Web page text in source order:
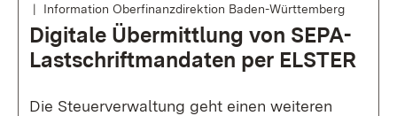
Information Oberfinanzdirektion Baden-Württemberg
Digitale Übermittlung von SEPA-
Lastschriftmandaten per ELSTER
Die Steuerverwaltung geht einen weiteren